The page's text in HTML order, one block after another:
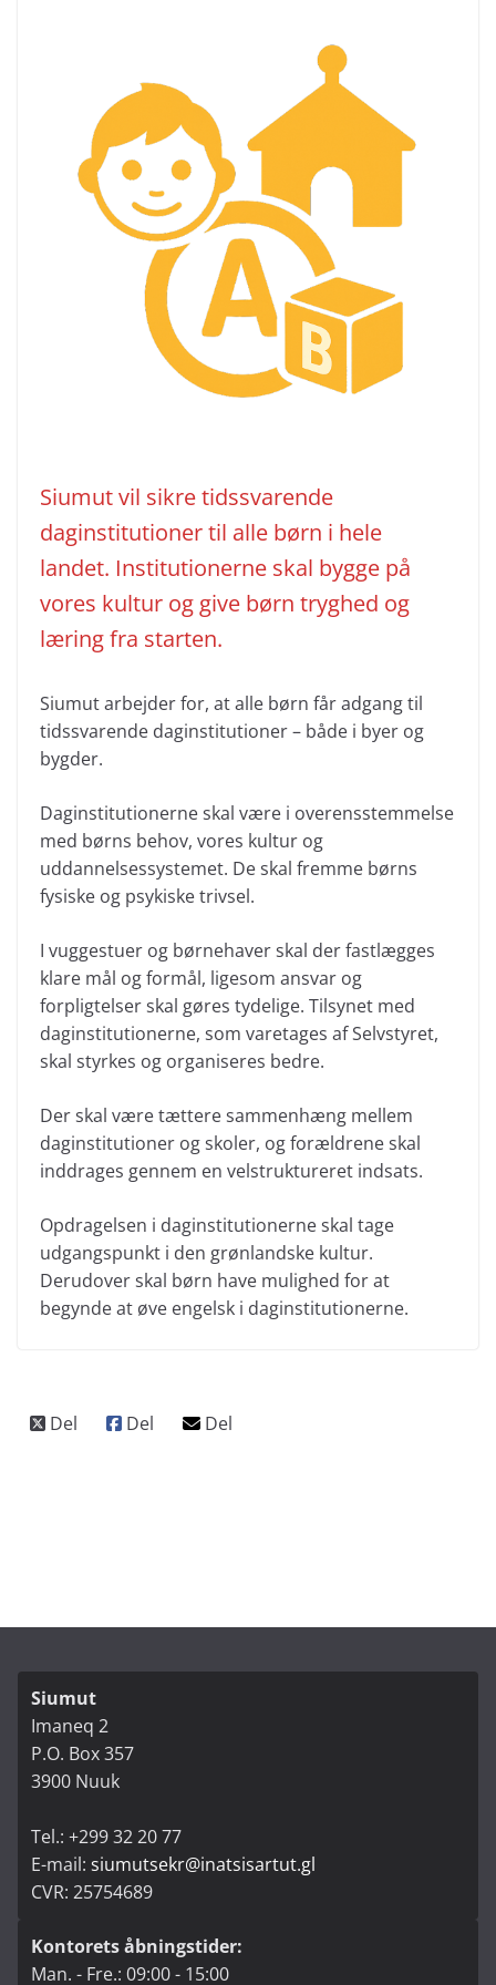
Siumut vil sikre tidssvarende
daginstitutioner til alle børn i hele
landet. Institutionerne skal bygge på
vores kultur og give børn tryghed og
læring fra starten.
Siumut arbejder for, at alle børn får adgang til
tidssvarende daginstitutioner – både i byer og
bygder.
Daginstitutionerne skal være i overensstemmelse
med børns behov, vores kultur og
uddannelsessystemet. De skal fremme børns
fysiske og psykiske trivsel.
I vuggestuer og børnehaver skal der fastlægges
klare mål og formål, ligesom ansvar og
forpligtelser skal gøres tydelige. Tilsynet med
daginstitutionerne, som varetages af Selvstyret,
skal styrkes og organiseres bedre.
Der skal være tættere sammenhæng mellem
daginstitutioner og skoler, og forældrene skal
inddrages gennem en velstruktureret indsats.
Opdragelsen i daginstitutionerne skal tage
udgangspunkt i den grønlandske kultur.
Derudover skal børn have mulighed for at
begynde at øve engelsk i daginstitutionerne.
Siumut
Imaneq 2
P.O. Box 357
3900 Nuuk
Tel.: +299 32 20 77
E-mail: siumutsekr@inatsisartut.gl
CVR: 25754689
Kontorets åbningstider:
Man. - Fre.: 09:00 - 15:00